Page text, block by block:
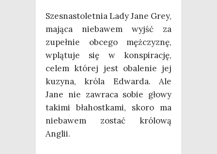
Szes­na­sto­let­nia Lady Jane Grey,
mają­ca nie­ba­wem wyjść za
zupeł­nie obce­go męż­czy­znę,
wplą­tu­je się w kon­spi­ra­cję,
celem któ­rej jest oba­le­nie jej
kuzy­na, kró­la Edwar­da. Ale
Jane nie zawra­ca sobie gło­wy
taki­mi bła­host­ka­mi, sko­ro ma
nie­ba­wem zostać kró­lo­wą
Anglii.